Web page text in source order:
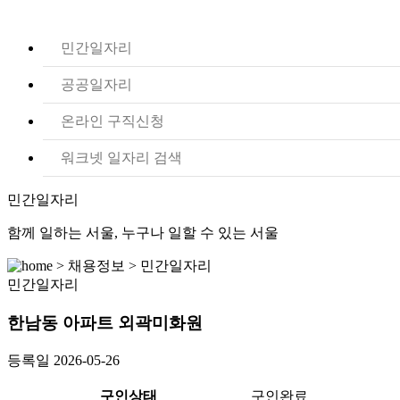
민간일자리
공공일자리
온라인 구직신청
워크넷 일자리 검색
민간일자리
함께 일하는 서울, 누구나 일할 수 있는 서울
> 채용정보 > 민간일자리
민간일자리
한남동 아파트 외곽미화원
등록일 2026-05-26
구인상태 구인완료